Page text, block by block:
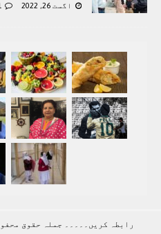
اگست 26, 2022
رابطہ کريں۔۔۔۔۔ جملہ حقوق